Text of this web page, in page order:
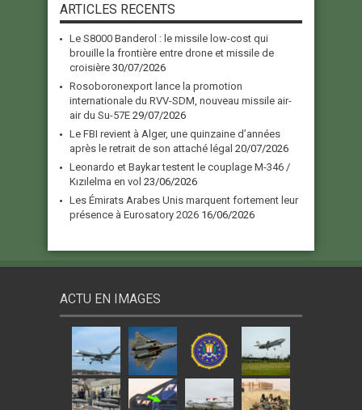
ARTICLES RECENTS
Le S8000 Banderol : le missile low-cost qui
brouille la frontière entre drone et missile de
croisière 30/07/2026
Rosoboronexport lance la promotion
internationale du RVV-SDM, nouveau missile air-
air du Su-57E 29/07/2026
Le FBI revient à Alger, une quinzaine d’années
après le retrait de son attaché légal 20/07/2026
Leonardo et Baykar testent le couplage M-346 /
Kızılelma en vol 23/06/2026
Les Émirats Arabes Unis marquent fortement leur
présence à Eurosatory 2026 16/06/2026
ACTU EN IMAGES